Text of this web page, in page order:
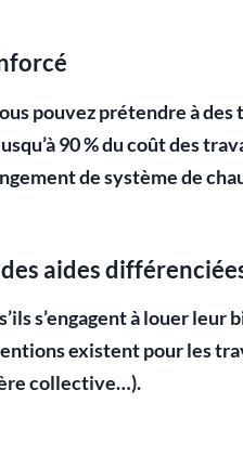
pouvez prétendre à des
90 % du coût des
de système de
aides
s’engagent à louer leur
existent pour les
collective…).